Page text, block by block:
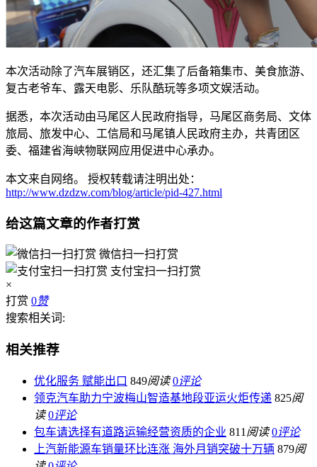
本次活动除了汽车展销区，还汇集了后备箱集市、美食旅游、
复古老爷车、露天电影、乐队酷玩等多项文娱活动。
据悉，本次活动由马尾区人民政府指导，马尾区商务局、文体
旅局、旅发中心、工信局和马尾镇人民政府主办，共青团区
委、福建省海峡物联网应用促进中心承办。
本文来自网络。 授权转载请注明出处：
http://www.dzdzw.com/blog/article/pid-427.html
给这篇文章的作者打赏
微信扫一扫打赏
支付宝扫一扫打赏
×
打赏 0赞
搜索相关词:
相关推荐
优化服务 赋能出口 849阅读 0评论
领克汽车助力宁波梅山智造基地段亚运火炬传递 825阅
读 0评论
包车请选择有道路运输经营资质的企业 811 阅读 0评论
上汽新能源车销量环比连涨 海外月销突破十万辆 879阅